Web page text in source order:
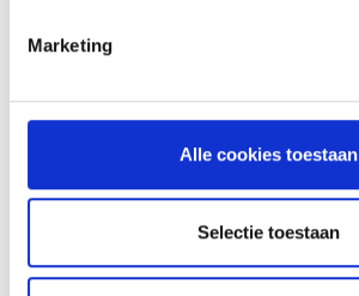
Marketing
Alle cookies toestaan
Selectie toestaan